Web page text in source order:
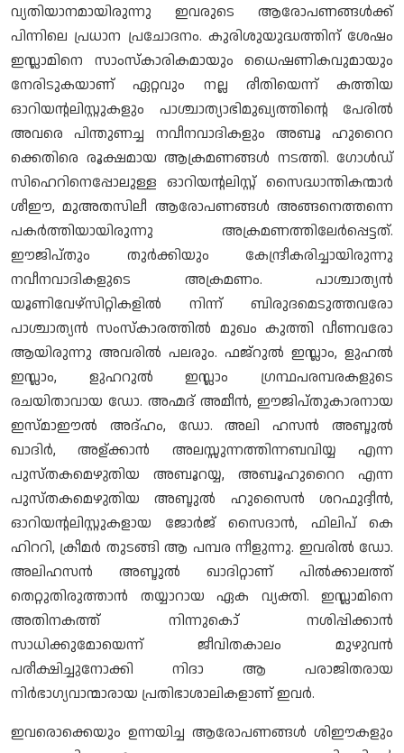
വ്യതിയാനമായിരുന്നു ഇവരുടെ ആരോപണങ്ങൾക്ക്
പിന്നിലെ പ്രധാന പ്രചോദനം. കുരിശുയുദ്ധത്തിന് ശേഷം
ഇസ്ലാമിനെ സാംസ്കാരികമായും ധൈഷണികവുമായും
നേരിടുകയാണ് ഏറ്റവും നല്ല രീതിയെന്ന് കത്തിയ
ഓറിയന്റലിസ്റ്റുകളും പാശ്ചാത്യാഭിമുഖ്യത്തിന്റെ പേരിൽ
അവരെ പിന്തുണച്ച നവീനവാദികളും അബൂ ഹുറൈറ
ക്കെതിരെ രൂക്ഷമായ ആക്രമണങ്ങൾ നടത്തി. ഗോൾഡ്
സിഹെറിനെപ്പോലുള്ള ഓറിയന്റലിസ്റ്റ് സൈദ്ധാന്തികന്മാർ
ശീഈ, മുഅതസിലീ ആരോപണങ്ങൾ അങ്ങനെത്തന്നെ
പകർത്തിയായിരുന്നു അക്രമണത്തിലേർപ്പെട്ടത്.
ഈജിപ്തും തുർക്കിയും കേന്ദ്രീകരിച്ചായിരുന്നു
നവീനവാദികളുടെ അക്രമണം. പാശ്ചാത്യൻ
യൂണിവേഴ്സിറ്റികളിൽ നിന്ന് ബിരുദമെടുത്തവരോ
പാശ്ചാത്യൻ സംസ്കാരത്തിൽ മുഖം കുത്തി വീണവരോ
ആയിരുന്നു അവരിൽ പലരും. ഫജ്റുൽ ഇസ്ലാം, ളുഹൽ
ഇസ്ലാം, ളുഹറുൽ ഇസ്ലാം ഗ്രന്ഥപരമ്പരകളുടെ
രചയിതാവായ ഡോ. അഹ്മദ് അമീൻ, ഈജിപ്തുകാരനായ
ഇസ്മാഈൽ അദ്ഹം, ഡോ. അലി ഹസൻ അബ്ദുൽ
ഖാദിർ, അള്ക്കാൻ അലസ്സുന്നത്തിന്നബവിയ്യ എന്ന
പുസ്തകമെഴുതിയ അബൂറയ്യ, അബൂഹുറൈറ എന്ന
പുസ്തകമെഴുതിയ അബ്ദുൽ ഹുസൈൻ ശറഫുദ്ദീൻ,
ഓറിയന്റലിസ്റ്റുകളായ ജോർജ് സൈദാൻ, ഫിലിപ് കെ
ഹിററി, ക്രീമർ തുടങ്ങി ആ പമ്പര നീളുന്നു. ഇവരിൽ ഡോ.
അലിഹസൻ അബ്ദുൽ ഖാദിറ്റാണ് പിൽക്കാലത്ത്
തെറ്റുതിരുത്താൻ തയ്യാറായ ഏക വ്യക്തി. ഇസ്ലാമിനെ
അതിനകത്ത് നിന്നുകൊ് നശിപ്പിക്കാൻ
സാധിക്കുമോയെന്ന് ജീവിതകാലം മുഴുവൻ
പരീക്ഷിച്ചുനോക്കി നിദാ ആ പരാജിതരായ
നിർഭാഗ്യവാന്മാരായ പ്രതിഭാശാലികളാണ് ഇവർ.
ഇവരൊക്കെയും ഉന്നയിച്ച ആരോപണങ്ങൾ ശിഈകളും